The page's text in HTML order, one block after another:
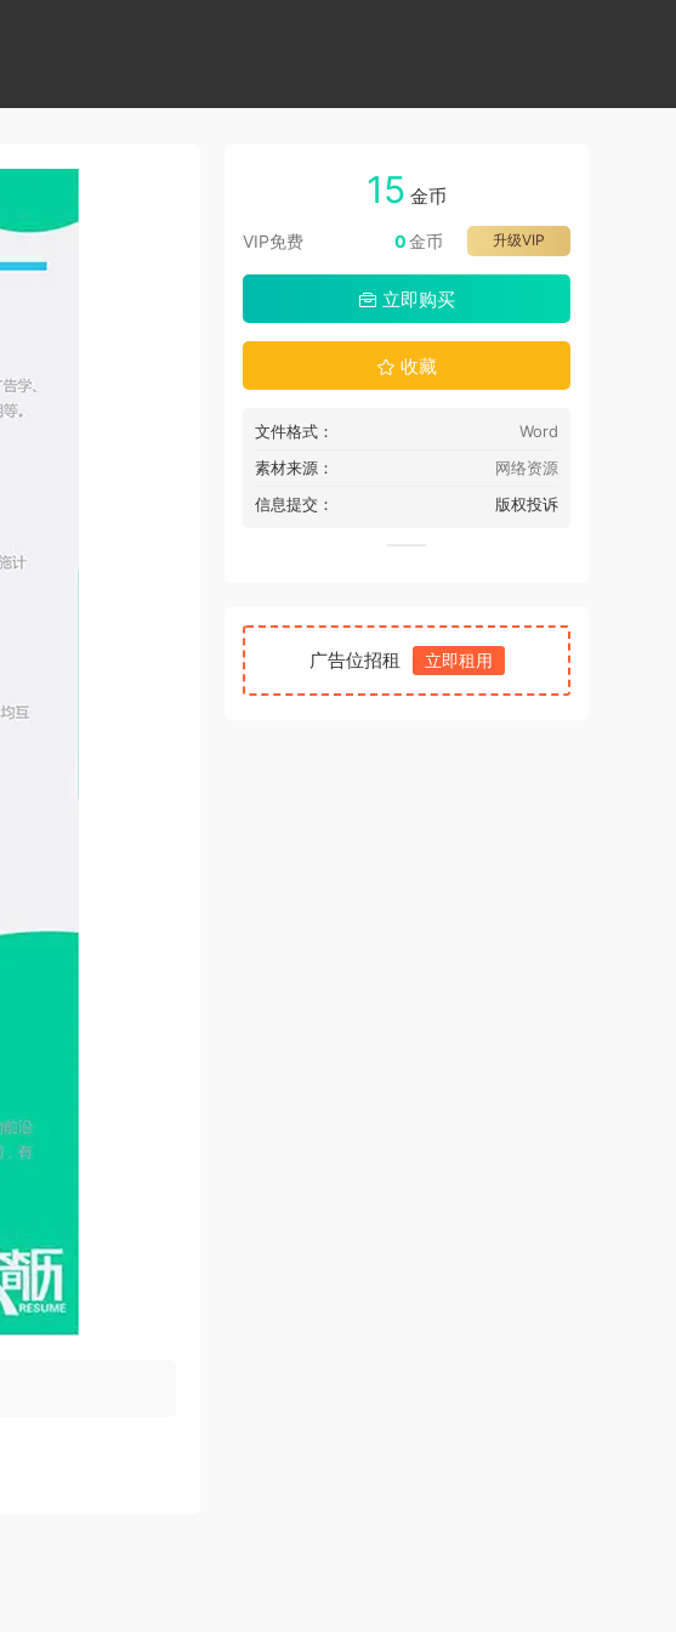
15 金币
VIP免费 升级VIP
0金币
立即购买
收藏
文件格式：
Word
素材来源：
网络资源
信息提交：
版权投诉
广告位招租 立即租用